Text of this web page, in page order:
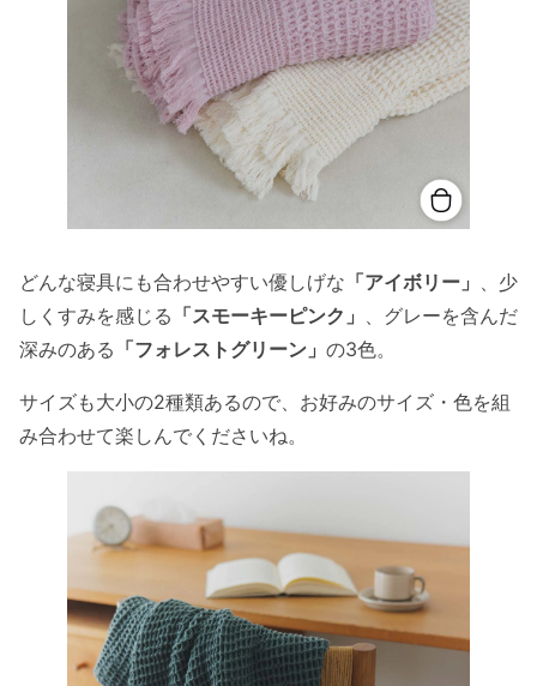
どんな寝具にも合わせやすい優しげな 「アイボリー」
、少
しくすみを感じる 「スモーキーピンク」
、グレーを含んだ
深みのある 「フォレストグリーン」 の3色。
サイズも大小の2種類あるので、お好みのサイズ・色を組
み合わせて楽しんでくださいね。